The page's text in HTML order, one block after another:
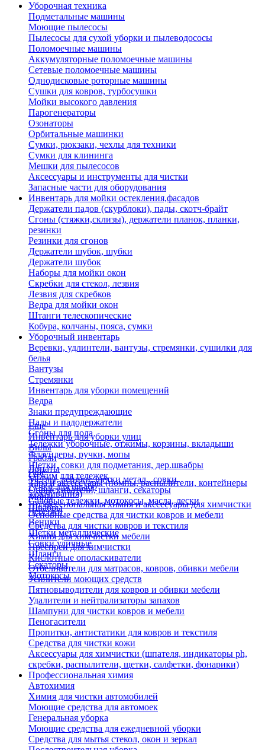
Уборочная техника
Подметальные машины
Моющие пылесосы
Пылесосы для сухой уборки и пылеводососы
Поломоечные машины
Аккумуляторные поломоечные машины
Сетевые поломоечные машины
Однодисковые роторные машины
Сушки для ковров, турбосушки
Мойки высокого давления
Парогенераторы
Озонаторы
Орбитальные машинки
Сумки, рюкзаки, чехлы для техники
Сумки для клининга
Мешки для пылесосов
Аксессуары и инструменты для чистки
Запасные части для оборудования
Инвентарь для мойки остекления,фасадов
Держатели падов (скурблоки), пады, скотч-брайт
Сгоны (стяжки,склизы), держатели планок, планки,
резинки
Резинки для сгонов
Держатели шубок, шубки
Держатели шубок
Наборы для мойки окон
Скребки для стекол, лезвия
Лезвия для скребков
Ведра для мойки окон
Штанги телескопические
Кобура, колчаны, пояса, сумки
Уборочный инвентарь
Веревки, удлинтели, вантузы, стремянки, сушилки для
белья
Вантузы
Стремянки
Инвентарь для уборки помещений
Ведра
Знаки предупреждающие
Пады и падодержатели
Сгоны для пола
Тележки уборочные, отжимы, корзины, вкладыши
Флаундеры, ручки, мопы
Щетки, совки для подметания, дер.швабры
Отжим для тележек
Ручки для швабр
Мопы
Швабры
Еще
Инвентарь для уборки улиц
Вилы
Грабли
Лопаты
Метлы, веники, щетки метал., совки
Опрыскиватели, шланги, секаторы
Садовые тележки, мотокосы, масла, лески
Черенки
Веники
Щетки металлические
Совки уличные
Шланги
Секаторы
Мотокосы
Еще
Тара и аксессуары (помпы, распылители, контейнеры
замачивания)
Профессиональная химия и акссесуары для химчистки
Основные средства для чистки ковров и мебели
Средства для чистки ковров и текстиля
Химия для химчистки мебели
Преспреи для химчистки
Кислотные ополаскиватели
Отбеливатели для матрасов, ковров, обивки мебели
Усилители моющих средств
Пятновыводители для ковров и обивки мебели
Удалители и нейтрализаторы запахов
Шампуни для чистки ковров и мебели
Пеногасители
Пропитки, антистатики для ковров и текстиля
Средства для чистки кожи
Аксессуары для химчистки (шпателя, индикаторы ph,
скребки, распылители, щетки, салфетки, фонарики)
Профессиональная химия
Автохимия
Химия для чистки автомобилей
Моющие средства для автомоек
Генеральная уборка
Моющие средства для ежедневной уборки
Средства для мытья стекол, окон и зеркал